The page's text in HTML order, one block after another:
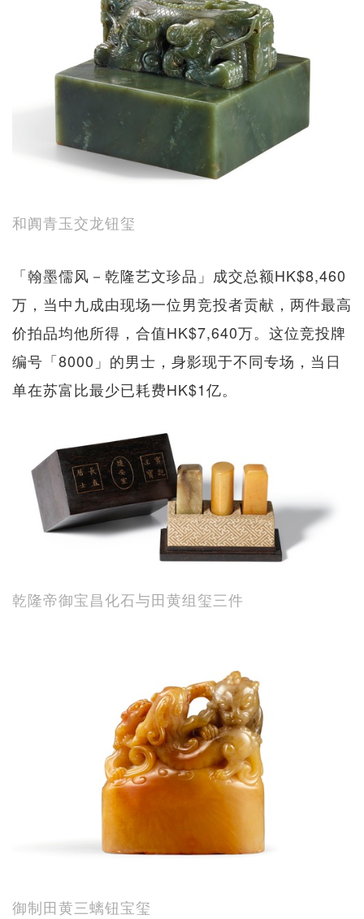
和阗青玉交龙钮玺
「翰墨儒风－乾隆艺文珍品」成交总额HK$8,460
万，当中九成由现场一位男竞投者贡献，两件最高
价拍品均他所得，合值HK$7,640万。这位竞投牌
编号「8000」的男士，身影现于不同专场，当日
单在苏富比最少已耗费HK$1亿。
乾隆帝御宝昌化石与田黄组玺三件
御制田黄三螭钮宝玺